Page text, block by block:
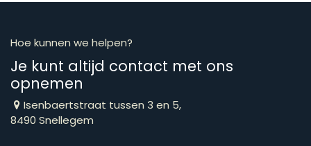
Hoe kunnen we helpen?
Je kunt altijd contact met ons
opnemen
Isenbaertstraat tussen 3 en 5,
8490 Snellegem